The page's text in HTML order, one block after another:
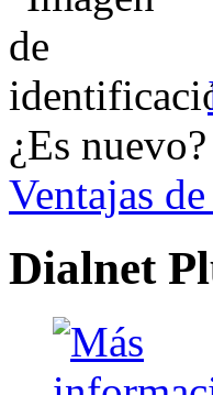
¿Es nuevo?
Ventajas
Dialnet